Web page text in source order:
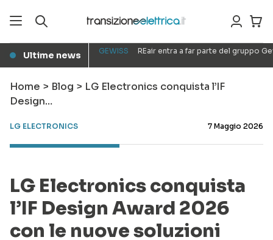
● Ultime news GEWISS REair entra a far parte del gruppo
Home > Blog > LG Electronics conquista l’IF
Design…
LG ELECTRONICS 7 Maggio 2026
LG Electronics conquista
l’IF Design Award 2026
con le nuove soluzioni